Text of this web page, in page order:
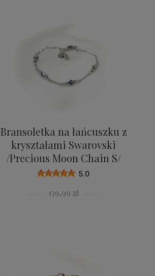
Bransoletka na łańcuszku z
kryształami Swarovski
/Precious Moon Chain S/
5.0
139,99 zł